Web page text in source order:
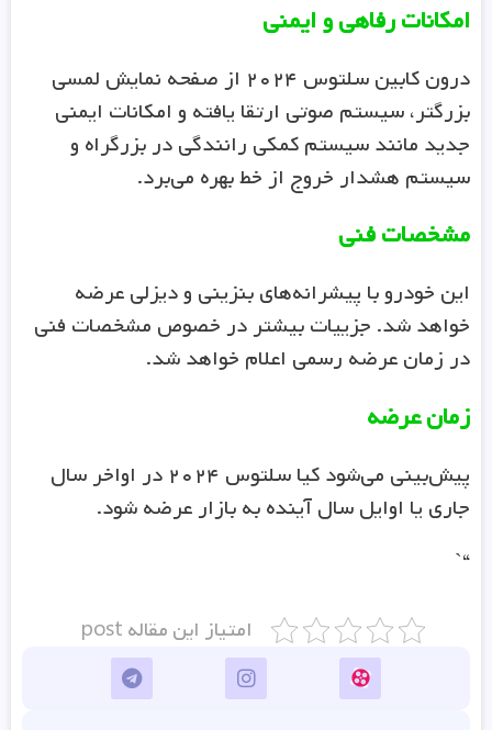
امکانات رفاهی و ایمنی
درون کابین سلتوس ۲۰۲۴ از صفحه نمایش لمسی
بزرگتر، سیستم صوتی ارتقا یافته و امکانات ایمنی
جدید مانند سیستم کمکی رانندگی در بزرگراه و
سیستم هشدار خروج از خط بهره می‌برد.
مشخصات فنی
این خودرو با پیشرانه‌های بنزینی و دیزلی عرضه
خواهد شد. جزییات بیشتر در خصوص مشخصات فنی
در زمان عرضه رسمی اعلام خواهد شد.
زمان عرضه
پیش‌بینی می‌شود کیا سلتوس ۲۰۲۴ در اواخر سال
جاری یا اوایل سال آینده به بازار عرضه شود.
“`
امتیاز این مقاله post